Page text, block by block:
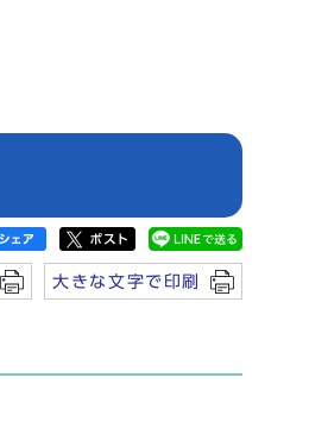
大きな文字で印刷